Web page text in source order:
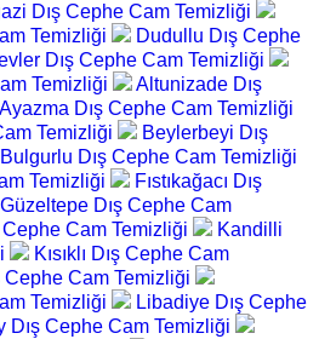
Dış Cephe Cam Temizliği
Temizliği
Dudullu Dış Cephe
Dış Cephe Cam Temizliği
Temizliği
Altunizade Dış
Ayazma Dış Cephe Cam Temizliği
Temizliği
Beylerbeyi Dış
Bulgurlu Dış Cephe Cam Temizliği
Temizliği
Fıstıkağacı Dış
Güzeltepe Dış Cephe Cam
Cephe Cam Temizliği
Kandilli
Kısıklı Dış Cephe Cam
Cephe Cam Temizliği
Temizliği
Libadiye Dış Cephe
Dış Cephe Cam Temizliği